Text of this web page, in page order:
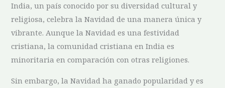
India, un país ‍conocido por su diversidad ⁤cultural y
religiosa,‌ celebra la Navidad de una manera⁣ única y
vibrante. Aunque⁢ la​ Navidad es una festividad
cristiana, la comunidad cristiana en India es
minoritaria en comparación con otras religiones.
Sin embargo, la Navidad ha ganado‌ popularidad y es